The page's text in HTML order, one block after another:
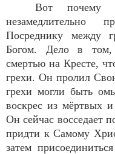
Вот почему
Посреднику между
Богом. Дело в том,
смертью на Кресте,
грехи. Он пролил
грехи могли быть
воскрес из мёртвых
Он сейчас восседает
придти к Самому
затем